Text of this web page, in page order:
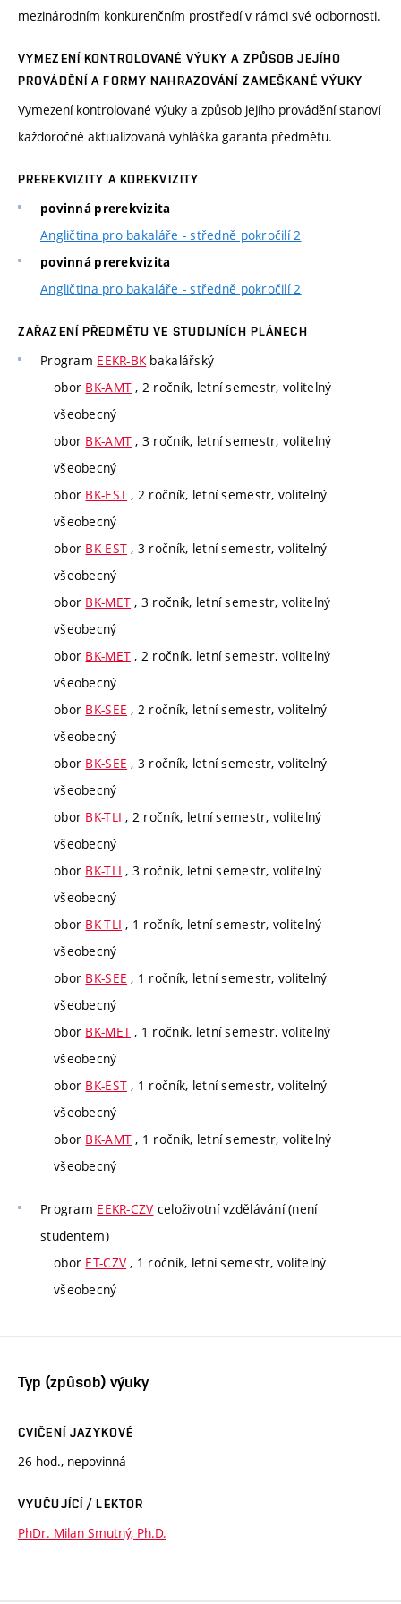
mezinárodním konkurenčním prostředí v rámci své odbornosti.
VYMEZENÍ KONTROLOVANÉ VÝUKY A ZPŮSOB JEJÍHO
PROVÁDĚNÍ A FORMY NAHRAZOVÁNÍ ZAMEŠKANÉ VÝUKY
Vymezení kontrolované výuky a způsob jejího provádění stanoví
každoročně aktualizovaná vyhláška garanta předmětu.
PREREKVIZITY A KOREKVIZITY
povinná prerekvizita
Angličtina pro bakaláře - středně pokročilí 2
povinná prerekvizita
Angličtina pro bakaláře - středně pokročilí 2
ZAŘAZENÍ PŘEDMĚTU VE STUDIJNÍCH PLÁNECH
Program EEKR-BKbakalářský
obor BK-AMT , 2 ročník, letní semestr, volitelný
všeobecný
obor BK-AMT , 3 ročník, letní semestr, volitelný
všeobecný
obor BK-EST , 2 ročník, letní semestr, volitelný
všeobecný
obor BK-EST , 3 ročník, letní semestr, volitelný
všeobecný
obor BK-MET , 3 ročník, letní semestr, volitelný
všeobecný
obor BK-MET , 2 ročník, letní semestr, volitelný
všeobecný
obor BK-SEE , 2 ročník, letní semestr, volitelný
všeobecný
obor BK-SEE , 3 ročník, letní semestr, volitelný
všeobecný
obor BK-TLI , 2 ročník, letní semestr, volitelný
všeobecný
obor BK-TLI , 3 ročník, letní semestr, volitelný
všeobecný
obor BK-TLI , 1 ročník, letní semestr, volitelný
všeobecný
obor BK-SEE , 1 ročník, letní semestr, volitelný
všeobecný
obor BK-MET , 1 ročník, letní semestr, volitelný
všeobecný
obor BK-EST , 1 ročník, letní semestr, volitelný
všeobecný
obor BK-AMT , 1 ročník, letní semestr, volitelný
všeobecný
Program EEKR-CZV celoživotní vzdělávání (není
studentem)
obor ET-CZV , 1 ročník, letní semestr, volitelný
všeobecný
Typ (způsob) výuky
CVIČENÍ JAZYKOVÉ
26 hod., nepovinná
VYUČUJÍCÍ / LEKTOR
PhDr. Milan Smutný, Ph.D.